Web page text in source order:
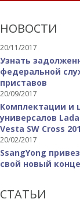
НОВОСТИ
20/11/2017
Узнать
федеральной
приставов
20/09/2017
Комплектации и
универсалов
Vesta SW Cross
20/02/2017
SsangYong
свой новый
СТАТЬИ